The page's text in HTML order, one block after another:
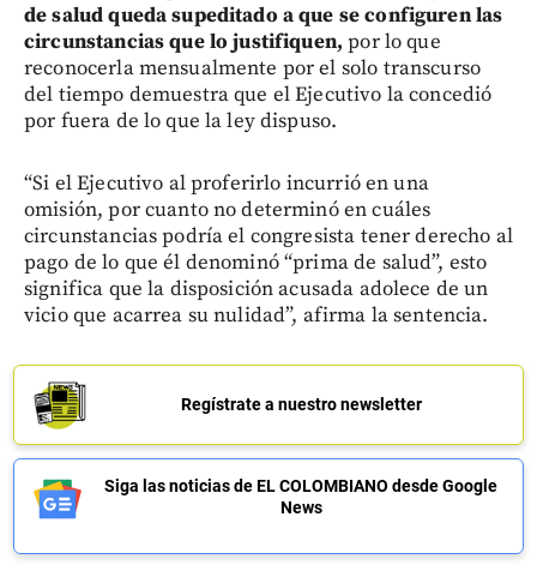
de salud queda supeditado a que se configuren las
circunstancias que lo justifiquen, por lo que
reconocerla mensualmente por el solo transcurso
del tiempo demuestra que el Ejecutivo la concedió
por fuera de lo que la ley dispuso.
“Si el Ejecutivo al proferirlo incurrió en una
omisión, por cuanto no determinó en cuáles
circunstancias podría el congresista tener derecho al
pago de lo que él denominó “prima de salud”, esto
significa que la disposición acusada adolece de un
vicio que acarrea su nulidad”, afirma la sentencia.
Regístrate a nuestro newsletter
Siga las noticias de EL COLOMBIANO desde Google
News